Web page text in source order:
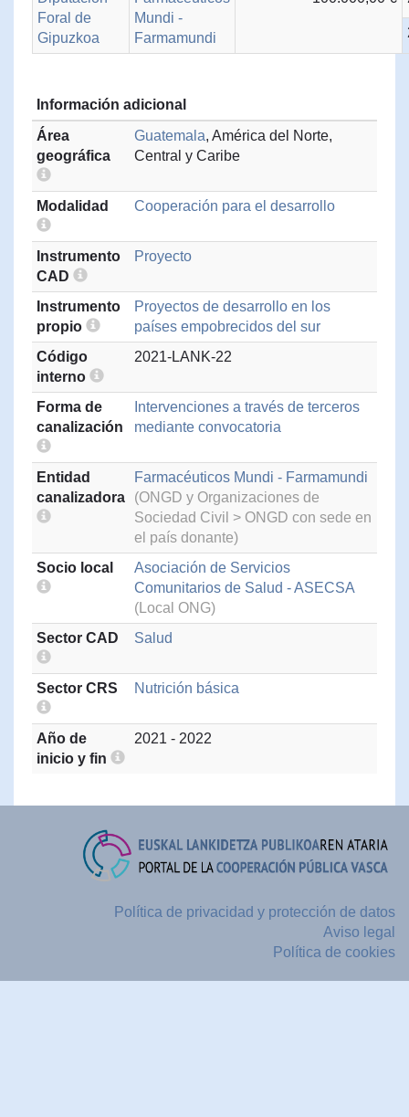
Foral de
Gipuzkoa
Mundi -
Farmamundi
Información adicional
Área
geográfica
Guatemala, América del Norte,
Central y Caribe
Modalidad Cooperación para el desarrollo
Instrumento
CAD
Proyecto
Instrumento
propio
Proyectos de desarrollo en los
países empobrecidos del sur
Código
interno
2021-LANK-22
Forma de
canalización
Intervenciones a través de terceros
mediante convocatoria
Entidad
canalizadora
Farmacéuticos Mundi - Farmamundi
(ONGD y Organizaciones de
Sociedad Civil > ONGD con sede en
el país donante)
Socio local
Asociación de Servicios
Comunitarios de Salud - ASECSA
(Local ONG)
Sector CAD
Salud
Sector CRS Nutrición básica
Año de
inicio y fin
2021 - 2022
Política de privacidad y protección de datos
Aviso legal
Política de cookies